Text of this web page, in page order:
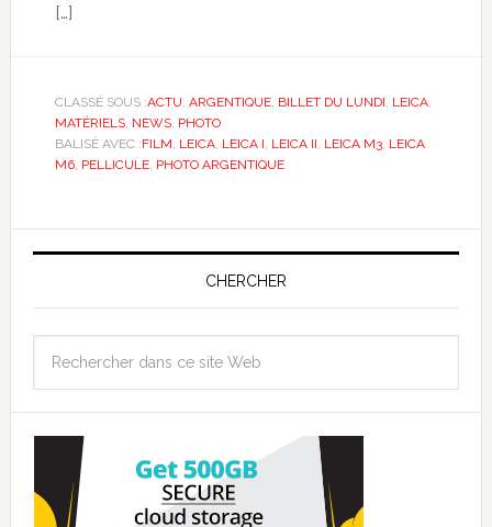
[…]
CLASSÉ SOUS :ACTU ARGENTIQUE, BILLET DU LUNDI LEICA,
MATÉRIELS, NEWS, PHOTO
BALISÉ AVEC :FILM LEICA, LEICA I LEICA II LEICA M3, LEICA
M6, PELLICULE, PHOTO ARGENTIQUE
CHERCHER